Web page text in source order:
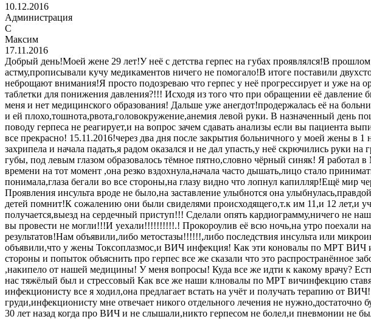
10.12.2016
Администрация
C
Максим
17.11.2016
Добрый день!Моей жене 29 лет!У неё с детства герпес на губах проявлялся!В
астму,прописывали кучу медикаментов ничего не помогало!В итоге поставили
неброщают внимания!Я просто подозреваю что герпес у неё прогрессирует и уже на
таблетки для понижения давления?!!! Исходя из того что при обращении её
меня и нет медицинского образования! Дальше уже анегдот!продержалась её на
и ей плохо,тошнота,рвота,головокружение,анемия левой руки. В назначенный день
поводу герпеса не реагирует,и на вопрос зачем сдавать анализы если вы пациента
все прекрасно! 15.11.2016!через два дня после закрытия больничного у моей жены в
захрипела и начала падать,я радом оказался и не дал упасть,у неё скрючились руки
губы, под левым глазом образовалось тёмное пятно,словно чёрный синяк! Я
времени на тот момент ,она резко вздохнула,начала часто дышать,лицо стало
понимала,глаза бегали во все стороны,на глазу видно что лопнул капилляр!Ещё мир
Проявления инсульта вроде не было,на заставление улыбнотся она
детей помнит!К сожалению они были свиделями происходящего,т.к им 11,и 12 лет,и
получается,выезд на сердечный приступ!!! Сделали опять кардиограмму,ничего не
вы провести не могли!!!И уехали!!!!!!!!!!.! Прокороулив её всю ночь,на утро поехали
результатов!Нам объявили,либо метостазы!!!!!!,либо последствия инсульта или
объявили,что у жены Токсоплазмос,и ВИЧ инфекция! Как эти коновалы по МРТ ВИЧ
стороны и попыток объяснить про герпес все же сказали что это распространённое
,накипело от нашей медицины! У меня вопросы! Куда все же идти к какому врачу?
нас тяжёлый был и стрессовый Как все же наши клновалы по МРТ вичинфекцию
инфекционисту все я ходил,она предлагает встать на учёт и получать терапию от
груди,инфекционисту мне отвечает никого отдельного лечения не
30 лет назад когда про ВИЧ и не слышали,никто герпесом не болел,и пневмонии не